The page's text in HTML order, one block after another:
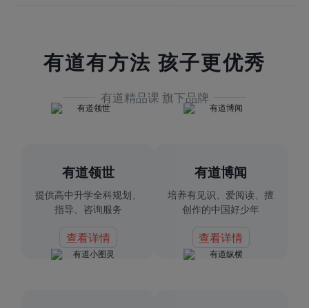
有道有方法 孩子更优秀
有道精品课 旗下品牌
有道领世
提供高中升学全科规划、
指导、咨询服务
查看详情
有道博闻
培养有见识、爱阅读、擅
创作的中国好少年
查看详情